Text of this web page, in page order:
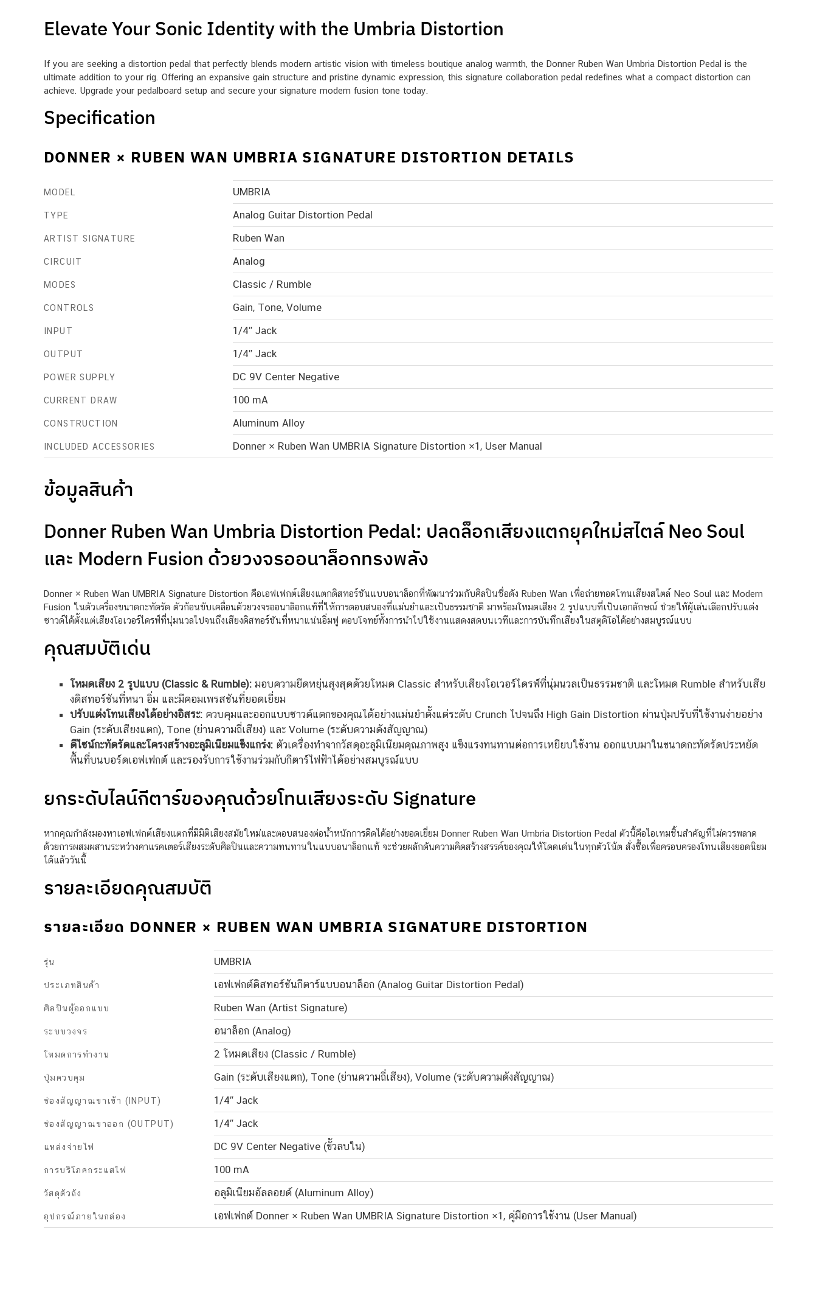
Elevate Your Sonic Identity with the Umbria Distortion
If you are seeking a distortion pedal that perfectly blends modern artistic vision with timeless boutique analog warmth, the Donner Ruben Wan Umbria Distortion Pedal is the
ultimate addition to your rig. Offering an expansive gain structure and pristine dynamic expression, this signature collaboration pedal redefines what a compact distortion can
achieve. Upgrade your pedalboard setup and secure your signature modern fusion tone today.
Specification
DONNER × RUBEN WAN UMBRIA SIGNATURE DISTORTION DETAILS
MODEL UMBRIA
TYPE Analog Guitar Distortion Pedal
ARTIST SIGNATURE Ruben Wan
CIRCUIT Analog
MODES Classic / Rumble
CONTROLS Gain, Tone, Volume
INPUT 1/4″ Jack
OUTPUT 1/4″ Jack
POWER SUPPLY DC 9V Center Negative
CURRENT DRAW 100 mA
CONSTRUCTION Aluminum Alloy
INCLUDED ACCESSORIES Donner × Ruben Wan UMBRIA Signature Distortion ×1, User Manual
ข้อมูลสินค้า
Donner Ruben Wan Umbria Distortion Pedal: ปลดล็อกเสียงแตกยุคใหม่สไตล์ Neo Soul
และ Modern Fusion ด้วยวงจรออนาล็อกทรงพลัง
Donner × Ruben Wan UMBRIA Signature Distortion คือเอฟเฟกต์เสียงแตกดิสทอร์ชันแบบอนาล็อกที่พัฒนาร่วมกับศิลปินชื่อดัง Ruben Wan เพื่อถ่ายทอดโทนเสียงสไตล์ Neo Soul และ Modern
Fusion ในตัวเครื่องขนาดกะทัดรัด ตัวก้อนขับเคลื่อนด้วยวงจรออนาล็อกแท้ที่ให้การตอบสนองที่แม่นยำและเป็นธรรมชาติ มาพร้อมโหมดเสียง 2 รูปแบบที่เป็นเอกลักษณ์ ช่วยให้ผู้เล่นเลือกปรับแต่ง
ซาวด์ได้ตั้งแต่เสียงโอเวอร์ไดรฟ์ที่นุ่มนวลไปจนถึงเสียงดิสทอร์ชันที่หนาแน่นอิ่มฟู ตอบโจทย์ทั้งการนำไปใช้งานแสดงสดบนเวทีและการบันทึกเสียงในสตูดิโอได้อย่างสมบูรณ์แบบ
คุณสมบัติเด่น
โหมดเสียง 2 รูปแบบ (Classic & Rumble):มอบความยืดหยุ่นสูงสุดด้วยโหมด Classic สำหรับเสียงโอเวอร์ไดรฟ์ที่นุ่มนวลเป็นธรรมชาติ และโหมด Rumble สำหรับเสีย
งดิสทอร์ชันที่หนา อิ่ม และมีคอมเพรสชันที่ยอดเยี่ยม
ปรับแต่งโทนเสียงได้อย่างอิสระ:ควบคุมและออกแบบซาวด์แตกของคุณได้อย่างแม่นยำตั้งแต่ระดับ Crunch ไปจนถึง High Gain Distortion ผ่านปุ่มปรับที่ใช้งานง่ายอย่าง
Gain (ระดับเสียงแตก), Tone (ย่านความถี่เสียง) และ Volume (ระดับความดังสัญญาณ)
ดีไซน์กะทัดรัดและโครงสร้างอะลูมิเนียมแข็งแกร่ง:ตัวเครื่องทำจากวัสดุอะลูมิเนียมคุณภาพสูง แข็งแรงทนทานต่อการเหยียบใช้งาน ออกแบบมาในขนาดกะทัดรัดประหยัด
พื้นที่บนบอร์ดเอฟเฟกต์ และรองรับการใช้งานร่วมกับกีตาร์ไฟฟ้าได้อย่างสมบูรณ์แบบ
ยกระดับไลน์กีตาร์ของคุณด้วยโทนเสียงระดับ Signature
หากคุณกำลังมองหาเอฟเฟกต์เสียงแตกที่มีมิติเสียงสมัยใหม่และตอบสนองต่อน้ำหนักการดีดได้อย่างยอดเยี่ยม Donner Ruben Wan Umbria Distortion Pedal ตัวนี้คือไอเทมชิ้นสำคัญที่ไม่ควรพลาด
ด้วยการผสมผสานระหว่างคาแรคเตอร์เสียงระดับศิลปินและความทนทานในแบบอนาล็อกแท้ จะช่วยผลักดันความคิดสร้างสรรค์ของคุณให้โดดเด่นในทุกตัวโน้ต สั่งซื้อเพื่อครอบครองโทนเสียงยอดนิยม
ได้แล้ววันนี้
รายละเอียดคุณสมบัติ
รายละเอียด DONNER × RUBEN WAN UMBRIA SIGNATURE DISTORTION
รุ่น UMBRIA
ประเภทสินค้า เอฟเฟกต์ดิสทอร์ชันกีตาร์แบบอนาล็อก (Analog Guitar Distortion Pedal)
ศิลปินผู้ออกแบบ Ruben Wan (Artist Signature)
ระบบวงจร อนาล็อก (Analog)
โหมดการทำงาน 2 โหมดเสียง (Classic / Rumble)
ปุ่มควบคุม Gain (ระดับเสียงแตก), Tone (ย่านความถี่เสียง), Volume (ระดับความดังสัญญาณ)
ช่องสัญญาณขาเข้า (INPUT) 1/4″ Jack
ช่องสัญญาณขาออก (OUTPUT) 1/4″ Jack
แหล่งจ่ายไฟ DC 9V Center Negative (ขั้วลบใน)
การบริโภคกระแสไฟ 100 mA
วัสดุตัวถัง อลูมิเนียมอัลลอยด์ (Aluminum Alloy)
อุปกรณ์ภายในกล่อง เอฟเฟกต์ Donner × Ruben Wan UMBRIA Signature Distortion ×1, คู่มือการใช้งาน (User Manual)